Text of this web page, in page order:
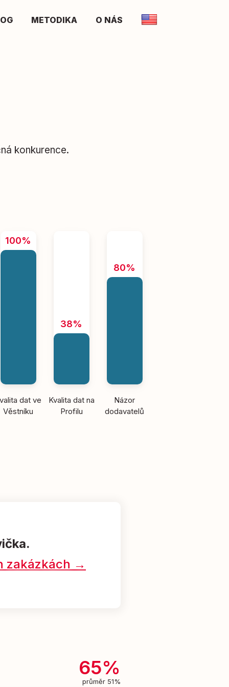
METODIKA O NÁS
konkurence.
100%
dat ve
Věstníku
38%
Kvalita dat na
Profilu
80%
Názor
dodavatelů
zakázkách →
65%
průměr 51%